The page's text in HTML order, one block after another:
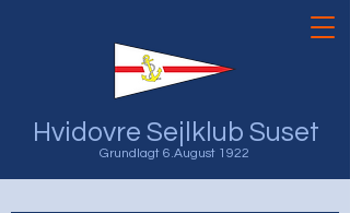
Hvidovre Sejlklub Suset
Grundlagt 6.August 1922